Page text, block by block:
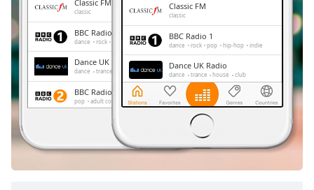
Chapters
Chapters
Descriptions
descriptions
off,
Subtitles
subtitles
Classic FM
classic
BBC Radio 1
dance rock hip-hop indie
Dance UK Radio
dance trance house club
BBC Radio 2
pop adult contemporary
Classic FM
classic
BBC Radio 1
dance rock pop hip-hop indie
Dance UK Radio
dance trance house club
BBC Radio 2
pop adult contemporary
talk